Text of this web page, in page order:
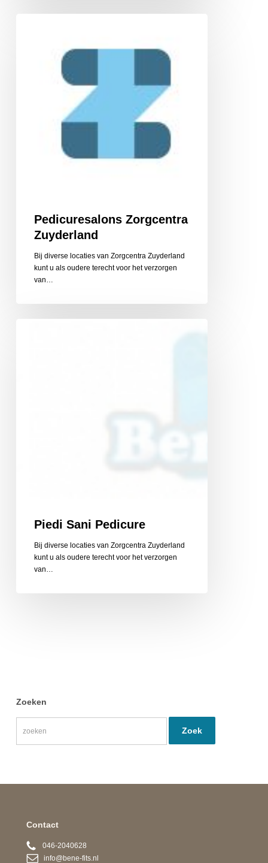
Pedicuresalons Zorgcentra
Zuyderland
Bij diverse locaties van Zorgcentra Zuyderland
kunt u als oudere terecht voor het verzorgen
van…
Piedi Sani Pedicure
Bij diverse locaties van Zorgcentra Zuyderland
kunt u als oudere terecht voor het verzorgen
van…
Zoeken
Contact
046-2040628
info@bene-fits.nl